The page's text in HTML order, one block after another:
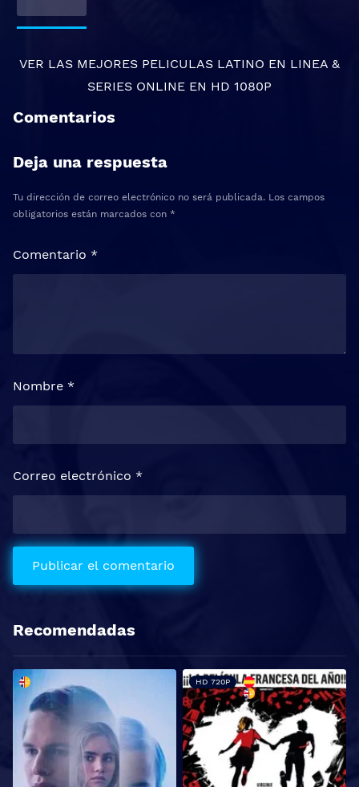
VER LAS MEJORES PELICULAS LATINO EN LINEA &
SERIES ONLINE EN HD 1080P
Comentarios
Deja una respuesta
Tu dirección de correo electrónico no será publicada. Los campos
obligatorios están marcados con *
Comentario *
Nombre *
Correo electrónico *
Recomendadas
HD 720P